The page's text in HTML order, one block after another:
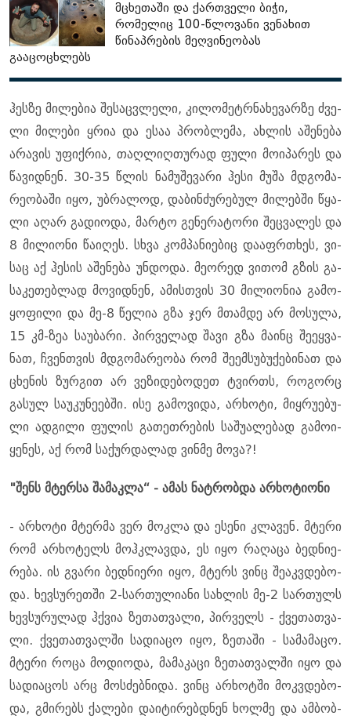
მცხეთაში და ქართველი ბიჭი,
რომელიც 100-წლოვანი ვენახით
წინაპრების მეღვინეობას
გააცოცხლებს
ჰეს­ზე მი­ლე­ბია შე­საც­ვლე­ლი, კი­ლო­მეტრნა­ხე­ვარ­ზე ძვე­
ლი მი­ლე­ბი ყრია და ესაა პრობ­ლე­მა, ახ­ლის აშე­ნე­ბა
არა­ვის უფიქ­რია, თაღ­ლიღ­თუ­რად ფული მო­ი­პა­რეს და
წა­ვიდ­ნენ. 30-35 წლის ნა­მუ­შე­ვა­რი ჰესი მუშა მდგო­მა­
რე­ო­ბა­ში იყო, უბ­რა­ლოდ, და­ბინ­ძუ­რე­ბულ მი­ლებ­ში წყა­
ლი აღარ გა­დი­ო­და, მარ­ტო გე­ნე­რა­ტო­რი შეც­ვა­ლეს და
8 მი­ლი­ო­ნი წა­ი­ღეს. სხვა კომ­პა­ნი­ე­ბიც და­აფრ­თხეს, ვი­
საც აქ ჰე­სის აშე­ნე­ბა უნ­დო­და. მე­ო­რედ ვი­თომ გზის გა­
სა­კე­თებ­ლად მო­ვიდ­ნენ, ამის­თვის 30 მი­ლი­ო­ნია გა­მო­
ყო­ფი­ლი და მე-8 წე­ლია გზა ჯერ მთამ­დე არ მო­სუ­ლა,
15 კმ-ზეა სა­უ­ბა­რი. პირ­ვე­ლად შავი გზა მა­ინც შე­ეყ­ვა­
ნათ, ჩვენ­თვის მდგო­მა­რე­ო­ბა რომ შე­ემ­სუ­ბუ­ქე­ბი­ნათ და
ცხე­ნის ზურ­გით არ ვე­ზი­დე­ბო­დეთ ტვირთს, რო­გორც
გა­სულ სა­უ­კუ­ნე­ებ­ში. ისე გა­მო­ვი­და, არ­ხო­ტი, მიყ­რუ­ე­ბუ­
ლი ად­გი­ლი ფუ­ლის გა­თეთ­რე­ბის სა­შუ­ა­ლე­ბად გა­მო­ი­
ყე­ნეს, აქ რომ სა­ქურ­და­ლად ვინ­მე მოვა?!
"შენს მტერ­სა შა­მაკ­ლა“ - ამას ნატ­რობ­და არ­ხო­ტი­ო­ნი
- არ­ხო­ტი მტერ­მა ვერ მოკ­ლა და ესე­ნი კლა­ვენ. მტე­რი
რომ არ­ხო­ტელს მოჰ­კლავ­და, ეს იყო რა­ღა­ცა ბედ­ნი­ე­
რე­ბა. ის გვა­რი ბედ­ნი­ე­რი იყო, მტერს ვინც შე­აკ­ვდე­ბო­
და. ხევ­სუ­რეთ­ში 2-სარ­თუ­ლი­ა­ნი სახ­ლის მე-2 სარ­თულს
ხევ­სუ­რუ­ლად ჰქვია ზე­თათ­ვა­ლი, პირ­ველს - ქვე­თათ­ვა­
ლი. ქვე­თათ­ვალ­ში სა­დი­ა­ცო იყო, ზე­თა­ში - სა­მა­მა­ცო.
მტე­რი როცა მო­დი­ო­და, მა­მა­კა­ცი ზე­თათ­ვალ­ში იყო და
სა­დი­ა­ცოს არც მოს­ძებ­ნი­და. ვინც არ­ხოტ­ში მოკ­ვდე­ბო­
და, გმი­რებს ქა­ლე­ბი და­ი­ტი­რებ­დნენ ხოლ­მე და ამ­ბობ­